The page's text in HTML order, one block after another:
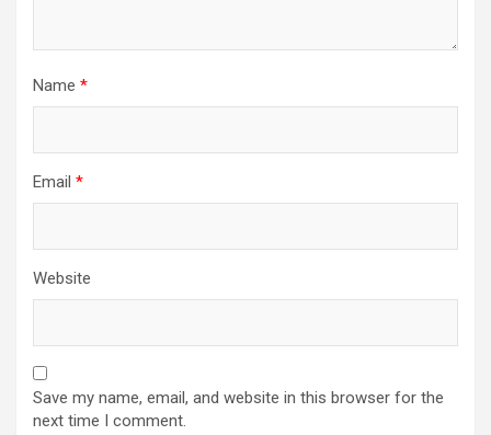
Name *
Email *
Website
Save my name, email, and website in this browser for the
next time I comment.